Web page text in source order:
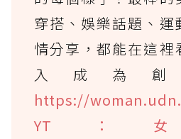
穿搭、娛樂話題、運
情分享，都能在這裡
入成為創
https://
YT：